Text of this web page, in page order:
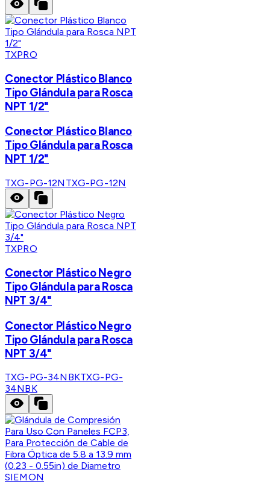
TXPRO
Conector Plástico Blanco
Tipo Glándula para Rosca
NPT 1/2"
Conector Plástico Blanco
Tipo Glándula para Rosca
NPT 1/2"
TXG-PG-12N TXG-PG-12N
TXPRO
Conector Plástico Negro
Tipo Glándula para Rosca
NPT 3/4"
Conector Plástico Negro
Tipo Glándula para Rosca
NPT 3/4"
TXG-PG-34NBKTXG-PG-
34NBK
SIEMON